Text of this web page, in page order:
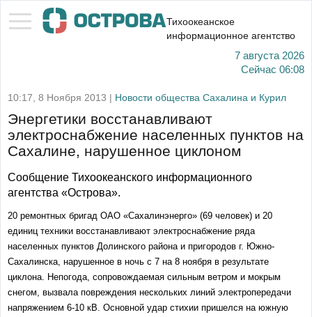
Тихоокеанское
информационное агентство
7 августа 2026
Сейчас 06:08
10:17, 8 Ноября 2013 | Новости общества Сахалина и Курил
Энергетики восстанавливают
электроснабжение населенных пунктов на
Сахалине, нарушенное циклоном
Сообщение Тихоокеанского информационного
агентства «Острова».
20 ремонтных бригад ОАО «Сахалинэнерго» (69 человек) и 20
единиц техники восстанавливают электроснабжение ряда
населенных пунктов Долинского района и пригородов г. Южно-
Сахалинска, нарушенное в ночь с 7 на 8 ноября в результате
циклона. Непогода, сопровождаемая сильным ветром и мокрым
снегом, вызвала повреждения нескольких линий электропередачи
напряжением 6-10 кВ. Основной удар стихии пришелся на южную